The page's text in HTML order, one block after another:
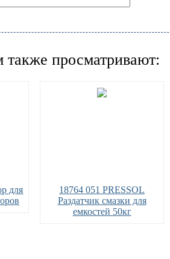
также просматривают:
для
18764 051 PRESSOL
Раздатчик смазки для
емкостей 50кг